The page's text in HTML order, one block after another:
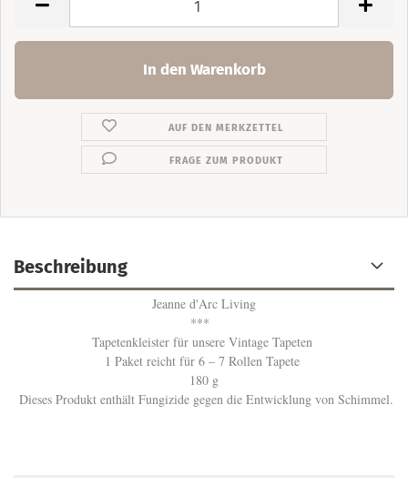
AUF DEN MERKZETTEL
FRAGE ZUM PRODUKT
Beschreibung
Jeanne d'Arc Living
***
Tapetenkleister für unsere Vintage Tapeten
1 Paket reicht für 6 – 7 Rollen Tapete
180 g
Dieses Produkt enthält Fungizide gegen die Entwicklung von Schimmel.